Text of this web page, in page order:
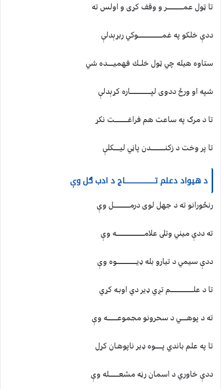
تا ټول عمــــــــــــــــر و وقف كړى و اولس ته
ددې خلكو په غمــــــــــــــــــــــــوكي ربړېدلې
ستاوه هيله چي ټول خلــك فهميــــــده شي
شپه او ورځ ددوى لپـــــــــــــــــــــاره كړېدلې
تا د مرګ په ساعت هم فراغـــــــــــــت نكړ
تا پر وخت د زكنــــــــــــــدن پاڼي ليــــــكلې
د هيواد دعلم تــــــــــــــــــــاج د ادب ګل وې
رنځورانو ته د جهل لوى درمــــــــــــــــل وې
ته ددې ميني وتلى علامــــــــــــــــــــــــــــه وې
ددې سيمي د تيارو بله ډيــــــــــــــــــــوه وې
تا د علـــــــــــــــــــــــم تږي ډير دي اوبـه كړي
ته د پوهــــــي د سحرونو مجموعــــــــــه وې
تا په علم باندي پـــــــوه ډير ناپوهـان كړل
ددې خاوري د اسمان رڼه مشعــــــــــله وې